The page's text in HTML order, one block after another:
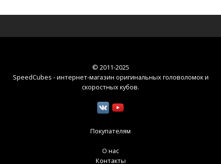
© 2011-2025
SpeedCubes - интернет-магазин оригинальных головоломок и
скоростных кубов.
Покупателям
О нас
Контакты